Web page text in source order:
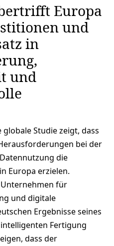
Europa
und
in
und
globale Studie zeigt, dass
bei der
die
Europa erzielen.
für
und digitale
Ergebnisse seines
Fertigung
dass der